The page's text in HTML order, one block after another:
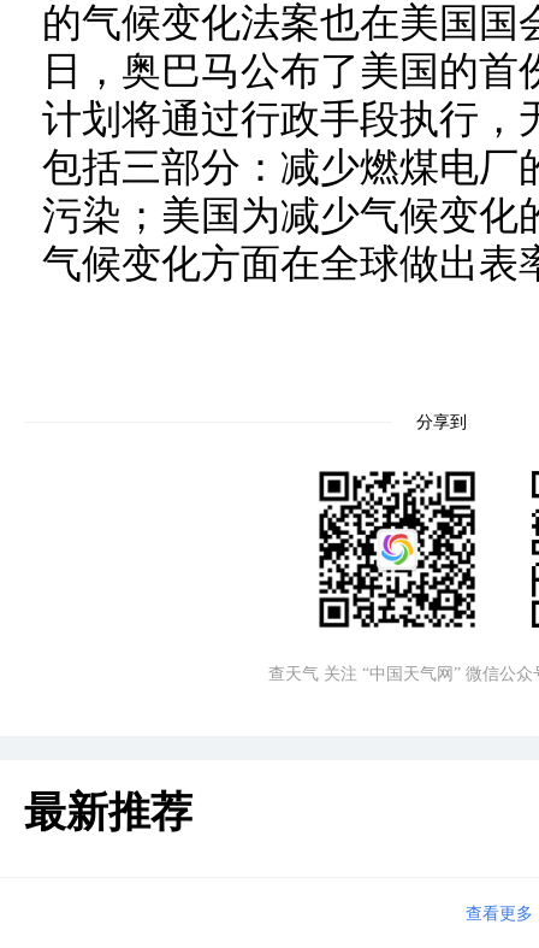
的气候变化法案也在美国国
日，奥巴马公布了美国的
计划将通过行政手段执行，
包括三部分：减少燃煤电厂
污染；美国为减少气候变化
气候变化方面在全球做出表
分享到
查天气 关注 “中国天气网” 微信公众
最新推荐
查看更多